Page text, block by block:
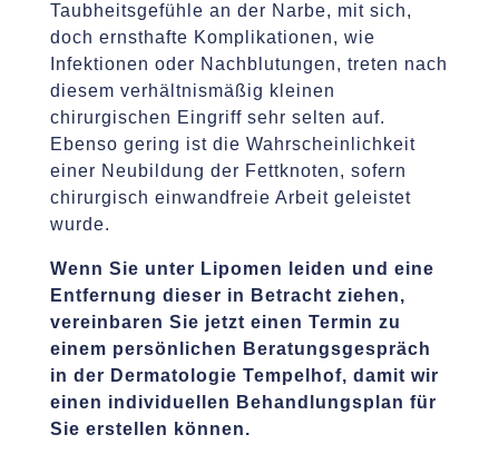
Taubheitsgefühle an der Narbe, mit sich,
doch ernsthafte Komplikationen, wie
Infektionen oder Nachblutungen, treten nach
diesem verhältnismäßig kleinen
chirurgischen Eingriff sehr selten auf.
Ebenso gering ist die Wahrscheinlichkeit
einer Neubildung der Fettknoten, sofern
chirurgisch einwandfreie Arbeit geleistet
wurde.
Wenn Sie unter Lipomen leiden und eine
Entfernung dieser in Betracht ziehen,
vereinbaren Sie jetzt einen Termin zu
einem persönlichen Beratungsgespräch
in der Dermatologie Tempelhof, damit wir
einen individuellen Behandlungsplan für
Sie erstellen können.